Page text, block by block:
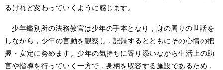
るけれど変わっていくように感じます。
少年鑑別所の法務教官は少年の手本となり，身の周りの世話を
しながら，少年の言動を観察し，記録するとともにその心情の把
握・安定に努めます。少年の気持ちに寄り添いながら生活上の助
言や指導を行っていく一方で，身柄を収容する施設であるため，